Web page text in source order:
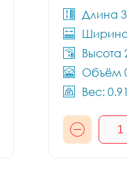
Длина
Высота
Объём
Вес: